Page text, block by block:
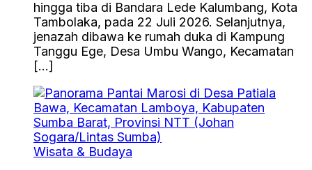
hingga tiba di Bandara Lede Kalumbang, Kota
Tambolaka, pada 22 Juli 2026. Selanjutnya,
jenazah dibawa ke rumah duka di Kampung
Tanggu Ege, Desa Umbu Wango, Kecamatan
[…]
Wisata & Budaya